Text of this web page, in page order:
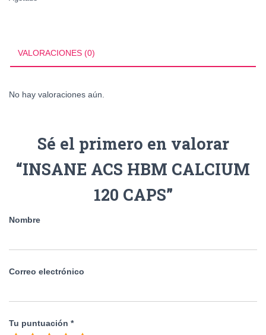
VALORACIONES (0)
No hay valoraciones aún.
Sé el primero en valorar
“INSANE ACS HBM CALCIUM
120 CAPS”
Nombre
Correo electrónico
Tu puntuación *